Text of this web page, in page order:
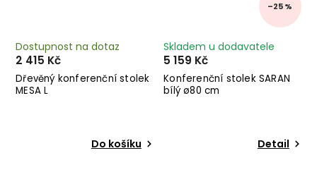
Dřevěný konferenční stolek
MESA L
Dostupnost na dotaz
2 415 Kč
Do košíku
–25 %
Konferenční stolek SARAN
bílý ø80 cm
Skladem u dodavatele
5 159 Kč
Detail